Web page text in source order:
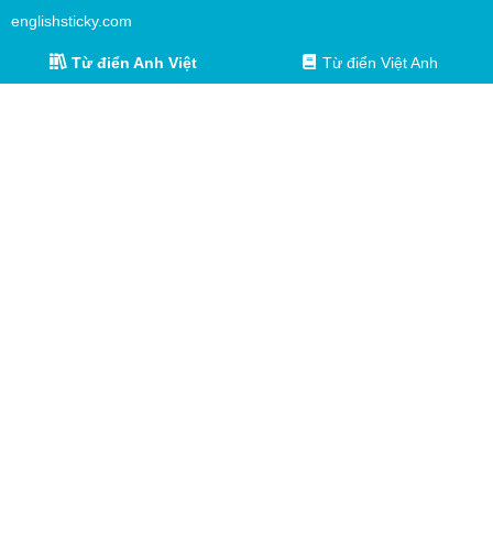
englishsticky.com
Từ điển Anh Việt Từ điển Việt Anh